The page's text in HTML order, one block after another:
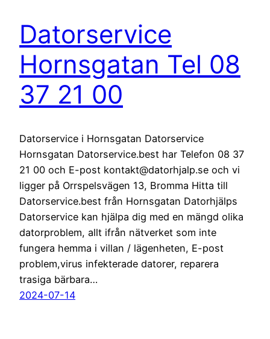
Datorservice
Hornsgatan Tel 08
37 21 00
Datorservice i Hornsgatan Datorservice
Hornsgatan Datorservice.best har Telefon 08 37
21 00 och E-post kontakt@datorhjalp.se och vi
ligger på Orrspelsvägen 13, Bromma Hitta till
Datorservice.best från Hornsgatan Datorhjälps
Datorservice kan hjälpa dig med en mängd olika
datorproblem, allt ifrån nätverket som inte
fungera hemma i villan / lägenheten, E-post
problem,virus infekterade datorer, reparera
trasiga bärbara…
2024-07-14